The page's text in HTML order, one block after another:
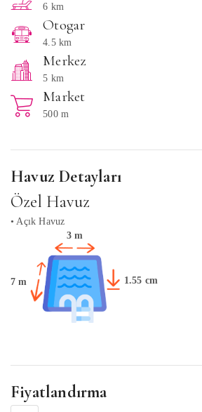
6 km
Otogar
4.5 km
Merkez
5 km
Market
500 m
Havuz Detayları
Özel Havuz
• Açık Havuz
1.55 cm
3 m
7 m
Fiyatlandırma